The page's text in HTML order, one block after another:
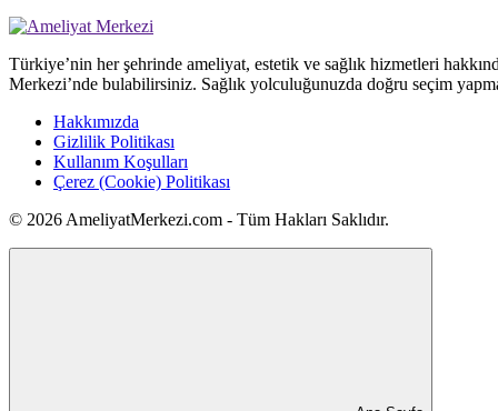
Türkiye’nin her şehrinde ameliyat, estetik ve sağlık hizmetleri
Merkezi’nde bulabilirsiniz. Sağlık yolculuğunuzda doğru seçim
Hakkımızda
Gizlilik Politikası
Kullanım Koşulları
Çerez (Cookie) Politikası
© 2026 AmeliyatMerkezi.com - Tüm Hakları Saklıdır.